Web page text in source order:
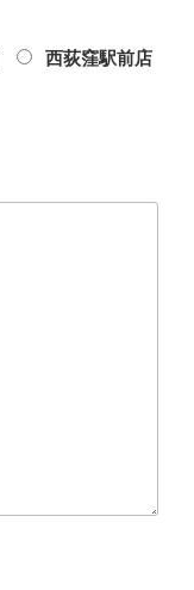
西荻窪駅前店